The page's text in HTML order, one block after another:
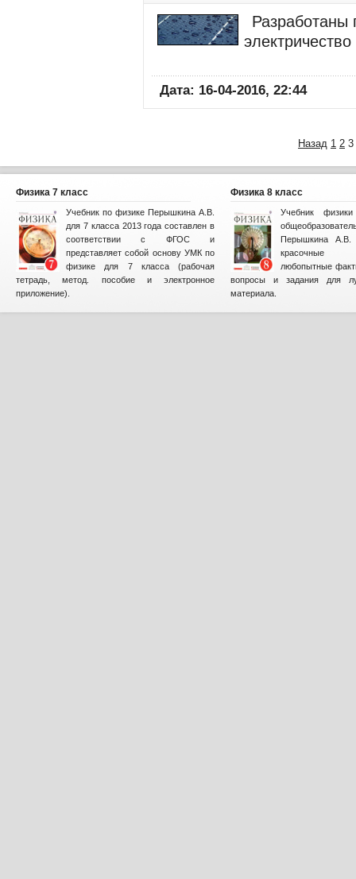
Дата: 16-04-2016, 22:44
Назад 1 2 3
Физика 7 класс
Учебник по физике Перышкина А.В.
для 7 класса 2013 года составлен в
соответствии с ФГОС и
представляет собой основу УМК по
физике для 7 класса (рабочая
тетрадь, метод. пособие и электронное
приложение).
Физика 8 класс
Учебник
Перышкина А.В.
красочные
любопытные
вопросы и задания для
материала.